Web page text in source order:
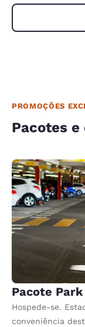
PROMOÇÕES
Pacotes
Pacote
Hospede-se.
conveniência